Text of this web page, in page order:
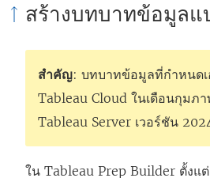
จ
ด
สร้างบทบาทข้อมูลแ
สำคัญ: บทบาทข้อมูลที่กำหนดเ
Tableau Cloud ในเดือนกุมภ
Tableau Server เวอร์ชัน
ใน Tableau Prep Builder ตั้งแ